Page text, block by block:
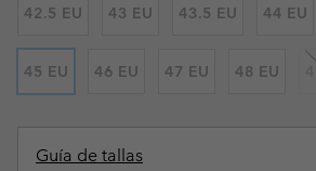
42.5 EU 43 EU 43.5 EU 44 EU
45 EU 46 EU 47 EU 48 EU
Guía de tallas